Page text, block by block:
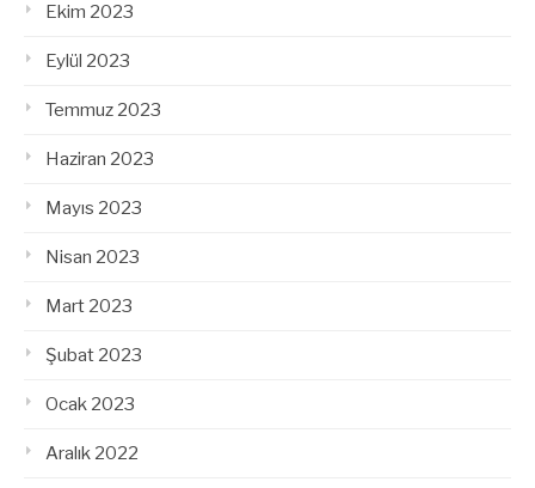
Ekim 2023
Eylül 2023
Temmuz 2023
Haziran 2023
Mayıs 2023
Nisan 2023
Mart 2023
Şubat 2023
Ocak 2023
Aralık 2022